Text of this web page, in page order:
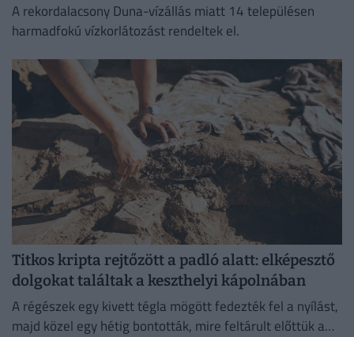
A rekordalacsony Duna-vízállás miatt 14 településen
harmadfokú vízkorlátozást rendeltek el.
Titkos kripta rejtőzött a padló alatt: elképesztő
dolgokat találtak a keszthelyi kápolnában
A régészek egy kivett tégla mögött fedezték fel a nyílást,
majd közel egy hétig bontották, mire feltárult előttük a